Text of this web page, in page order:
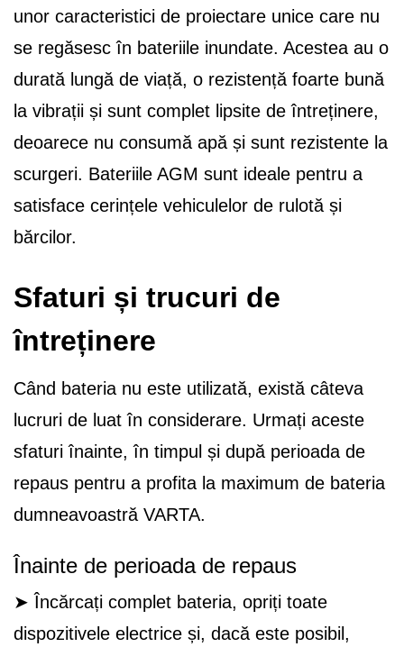
unor caracteristici de proiectare unice care nu
se regăsesc în bateriile inundate. Acestea au o
durată lungă de viață, o rezistență foarte bună
la vibrații și sunt complet lipsite de întreținere,
deoarece nu consumă apă și sunt rezistente la
scurgeri. Bateriile AGM sunt ideale pentru a
satisface cerințele vehiculelor de rulotă și
bărcilor.
Sfaturi și trucuri de
întreținere
Când bateria nu este utilizată, există câteva
lucruri de luat în considerare. Urmați aceste
sfaturi înainte, în timpul și după perioada de
repaus pentru a profita la maximum de bateria
dumneavoastră VARTA.
Înainte de perioada de repaus
➤ Încărcați complet bateria, opriți toate
dispozitivele electrice și, dacă este posibil,